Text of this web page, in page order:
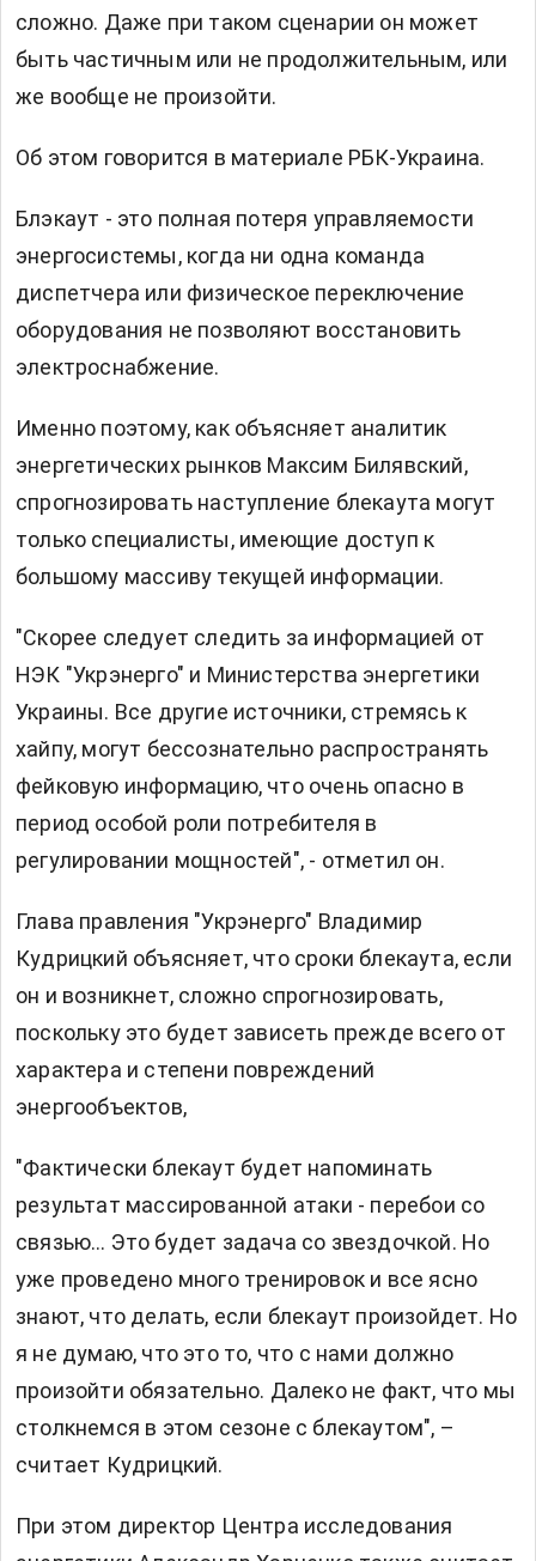
сложно. Даже при таком сценарии он может
быть частичным или не продолжительным, или
же вообще не произойти.
Об этом говорится в материале РБК-Украина.
Блэкаут - это полная потеря управляемости
энергосистемы, когда ни одна команда
диспетчера или физическое переключение
оборудования не позволяют восстановить
электроснабжение.
Именно поэтому, как объясняет аналитик
энергетических рынков Максим Билявский,
спрогнозировать наступление блекаута могут
только специалисты, имеющие доступ к
большому массиву текущей информации.
"Скорее следует следить за информацией от
НЭК "Укрэнерго" и Министерства энергетики
Украины. Все другие источники, стремясь к
хайпу, могут бессознательно распространять
фейковую информацию, что очень опасно в
период особой роли потребителя в
регулировании мощностей", - отметил он.
Глава правления "Укрэнерго" Владимир
Кудрицкий объясняет, что сроки блекаута, если
он и возникнет, сложно спрогнозировать,
поскольку это будет зависеть прежде всего от
характера и степени повреждений
энергообъектов,
"Фактически блекаут будет напоминать
результат массированной атаки - перебои со
связью… Это будет задача со звездочкой. Но
уже проведено много тренировок и все ясно
знают, что делать, если блекаут произойдет. Но
я не думаю, что это то, что с нами должно
произойти обязательно. Далеко не факт, что мы
столкнемся в этом сезоне с блекаутом", –
считает Кудрицкий.
При этом директор Центра исследования